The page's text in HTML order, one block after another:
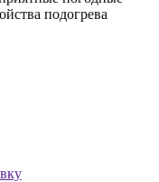
подогрева